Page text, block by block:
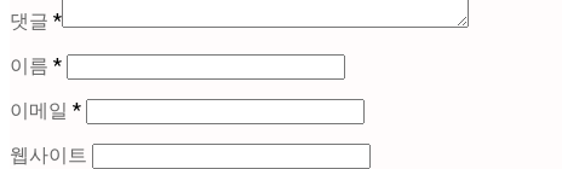
댓글 *
이름 *
이메일 *
웹사이트